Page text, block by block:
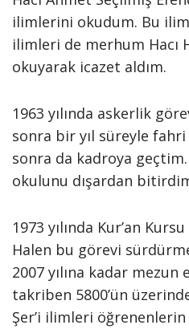
ilimlerini okudum. Bu
ilimleri de merhum Hacı
okuyarak icazet aldım.
1963 yılında askerlik
sonra bir yıl süreyle
sonra da kadroya
okulunu dışardan
1973 yılında Kur’an
Halen bu görevi
2007 yılına kadar mezun
takriben 5800’ün
Şer’i ilimleri öğrenenlerin